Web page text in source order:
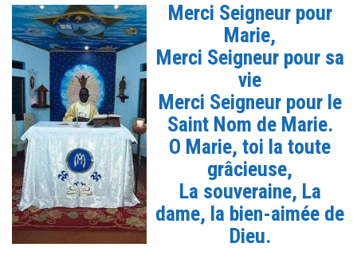
Merci Seigneur pour
Marie,
Merci Seigneur pour sa
vie
Merci Seigneur pour le
Saint Nom de Marie.
O Marie, toi la toute
grâcieuse,
La souveraine, La
dame, la bien-aimée de
Dieu.